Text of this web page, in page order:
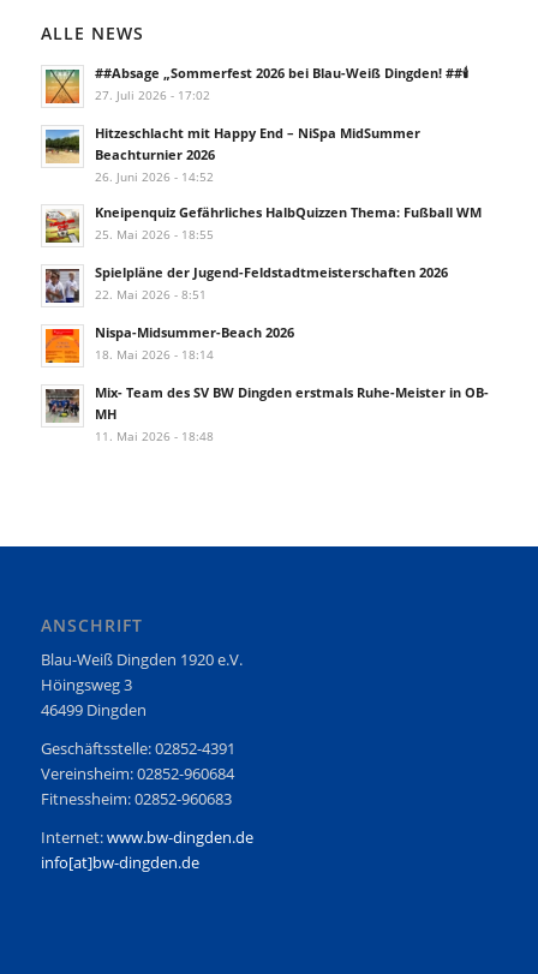
ALLE NEWS
##Absage „Sommerfest 2026 bei Blau-Weiß Dingden! ##🕯️
27. Juli 2026 - 17:02
Hitzeschlacht mit Happy End – NiSpa MidSummer
Beachturnier 2026
26. Juni 2026 - 14:52
Kneipenquiz Gefährliches HalbQuizzen Thema: Fußball WM
25. Mai 2026 - 18:55
Spielpläne der Jugend-Feldstadtmeisterschaften 2026
22. Mai 2026 - 8:51
Nispa-Midsummer-Beach 2026
18. Mai 2026 - 18:14
Mix- Team des SV BW Dingden erstmals Ruhe-Meister in OB-
MH
11. Mai 2026 - 18:48
ANSCHRIFT
Blau-Weiß Dingden 1920 e.V.
Höingsweg 3
46499 Dingden
Geschäftsstelle: 02852-4391
Vereinsheim: 02852-960684
Fitnessheim: 02852-960683
Internet:www.bw-dingden.de
info[at]bw-dingden.de